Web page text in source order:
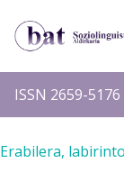
ISSN 2659-
Erabilera,